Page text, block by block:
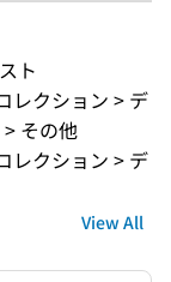
ト
レクション > デ
その他
レクション > デ
View All